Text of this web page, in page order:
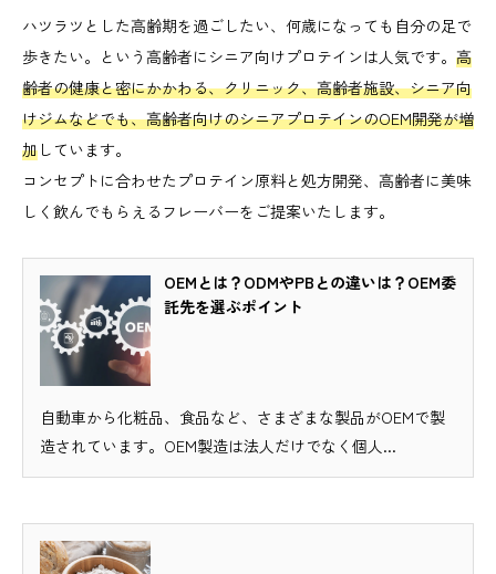
ハツラツとした高齢期を過ごしたい、何歳になっても自分の足で
歩きたい。という高齢者にシニア向けプロテインは人気です。 高
齢者の健康と密にかかわる、クリニック、高齢者施設、シニア向
けジムなどでも、高齢者向けのシニアプロテインのOEM開発が増
加 しています。
コンセプトに合わせたプロテイン原料と処方開発、高齢者に美味
しく飲んでもらえるフレーバーをご提案いたします。
OEMとは？ODMやPBとの違いは？OEM委
託先を選ぶポイント
自動車から化粧品、食品など、さまざまな製品がOEMで製
造されています。OEM製造は法人だけでなく個人...